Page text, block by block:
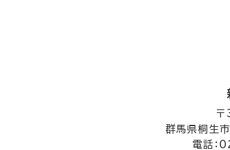
群馬県桐生
電話